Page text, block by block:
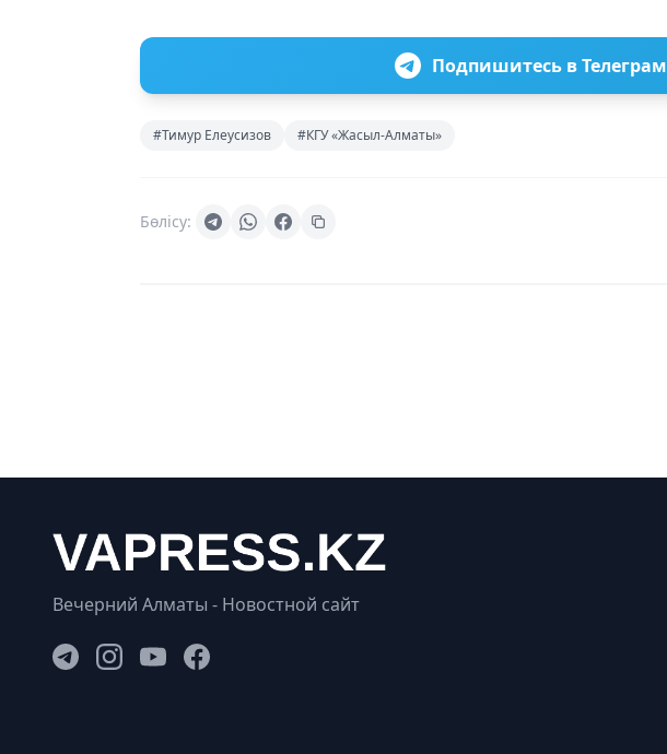
Подпишитесь в Телеграм
#Тимур Елеусизов #КГУ «Жасыл-Алматы»
Бөлісу:
Вечерний Алматы - Новостной сайт